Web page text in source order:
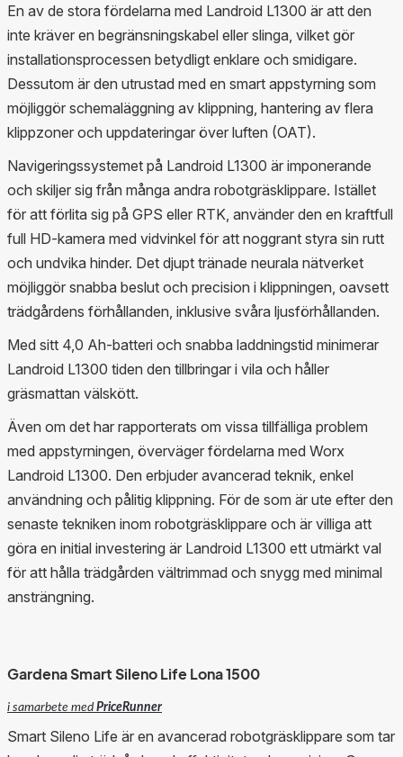
En av de stora fördelarna med Landroid L1300 är att den
inte kräver en begränsningskabel eller slinga, vilket gör
installationsprocessen betydligt enklare och smidigare.
Dessutom är den utrustad med en smart appstyrning som
möjliggör schemaläggning av klippning, hantering av flera
klippzoner och uppdateringar över luften (OAT).
Navigeringssystemet på Landroid L1300 är imponerande
och skiljer sig från många andra robotgräsklippare. Istället
för att förlita sig på GPS eller RTK, använder den en kraftfull
full HD-kamera med vidvinkel för att noggrant styra sin rutt
och undvika hinder. Det djupt tränade neurala nätverket
möjliggör snabba beslut och precision i klippningen, oavsett
trädgårdens förhållanden, inklusive svåra ljusförhållanden.
Med sitt 4,0 Ah-batteri och snabba laddningstid minimerar
Landroid L1300 tiden den tillbringar i vila och håller
gräsmattan välskött.
Även om det har rapporterats om vissa tillfälliga problem
med appstyrningen, överväger fördelarna med Worx
Landroid L1300. Den erbjuder avancerad teknik, enkel
användning och pålitig klippning. För de som är ute efter den
senaste tekniken inom robotgräsklippare och är villiga att
göra en initial investering är Landroid L1300 ett utmärkt val
för att hålla trädgården vältrimmad och snygg med minimal
ansträngning.
Gardena Smart Sileno Life Lona 1500
i samarbete medPriceRunner
Smart Sileno Life är en avancerad robotgräsklippare som tar